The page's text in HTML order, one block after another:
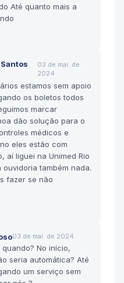
Até quanto mais a
03 de mai. de
2024
estamos sem apoio
os boletos todos
marcar
dão solução para o
médicos e
eles estão com
aí liguei na Unimed Rio
também nada.
fazer se não
03 de mai. de 2024
No início,
seria automática? Até
um serviço sem